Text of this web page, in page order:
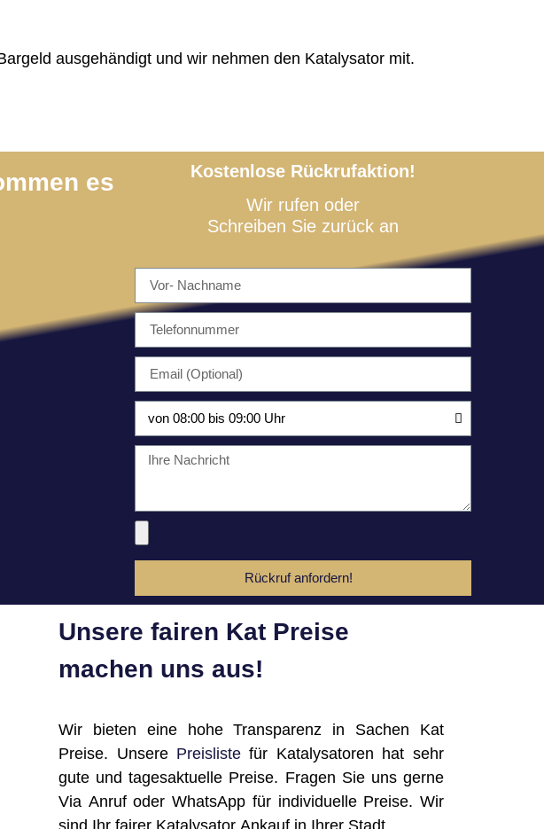
ausgehändigt und wir nehmen den Katalysator mit.
es
Kostenlose Rückrufaktion!
Wir rufen oder
Schreiben Sie zurück an
Rückruf anfordern!
Unsere fairen Kat Preise
machen uns aus!
Wir bieten eine hohe Transparenz in Sachen Kat
Preise. Unsere Preisliste für Katalysatoren hat sehr
gute und tagesaktuelle Preise. Fragen Sie uns gerne
Via Anruf oder WhatsApp für individuelle Preise. Wir